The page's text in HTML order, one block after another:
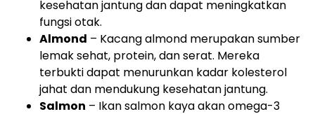
kesehatan jantung dan dapat meningkatkan
fungsi otak.
Almond – Kacang almond merupakan sumber
lemak sehat, protein, dan serat. Mereka
terbukti dapat menurunkan kadar kolesterol
jahat dan mendukung kesehatan jantung.
Salmon – Ikan salmon kaya akan omega-3